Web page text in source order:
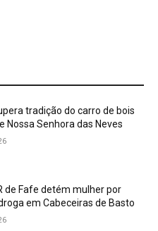
tradição do carro de bois
Nossa Senhora das Neves
de Fafe detém mulher por
em Cabeceiras de Basto